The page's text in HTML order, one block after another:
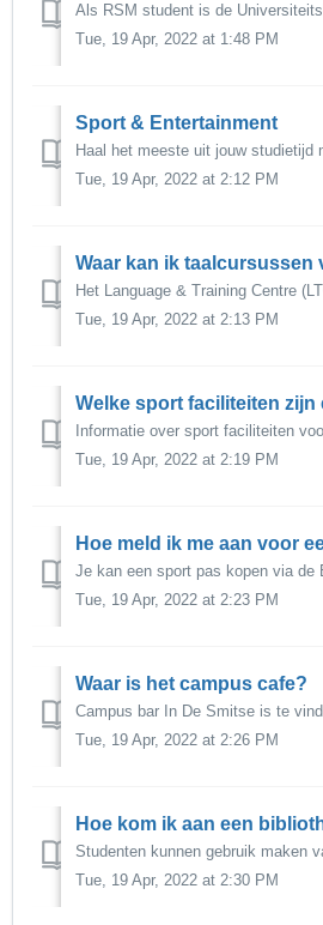
Tue, 19 Apr, 2022 at 1:48 PM
Sport & Entertainment
Tue, 19 Apr, 2022 at 2:12 PM
Waar kan ik taalcursussen
Tue, 19 Apr, 2022 at 2:13 PM
Welke sport faciliteiten
Tue, 19 Apr, 2022 at 2:19 PM
Hoe meld ik me aan voor
Tue, 19 Apr, 2022 at 2:23 PM
Waar is het campus cafe?
Tue, 19 Apr, 2022 at 2:26 PM
Hoe kom ik aan een
Tue, 19 Apr, 2022 at 2:30 PM